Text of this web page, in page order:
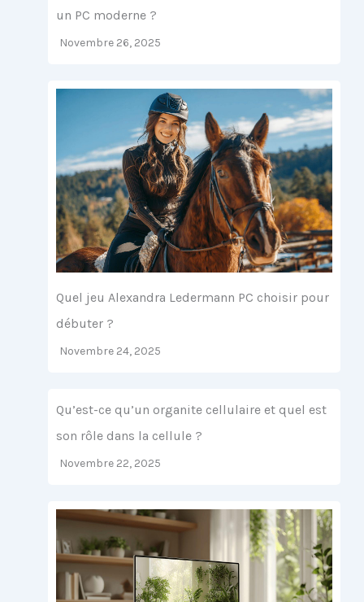
un PC moderne ?
Novembre 26, 2025
Quel jeu Alexandra Ledermann PC choisir pour
débuter ?
Novembre 24, 2025
Qu’est-ce qu’un organite cellulaire et quel est
son rôle dans la cellule ?
Novembre 22, 2025